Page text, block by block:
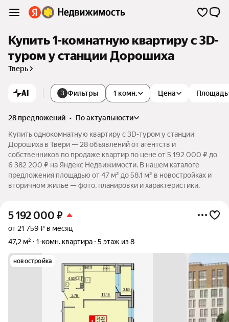
Купить 1-комнатную квартиру c 3D-
туром у станции Дорошиха
Тверь
AI 3 Фильтры 1 комн. Цена Площадь
28 предложений •
по актуальности
Купить однокомнатную квартиру c 3D-туром у станции
Дорошиха в Твери — 28 объявлений от агентств и
собственников по продаже квартир по цене от 5 192 000 ₽ до
6 382 200 ₽ на Яндекс Недвижимости. В нашем каталоге
предложения площадью от 47 м² до 58,1 м² в новостройках и
вторичном жилье — фото, планировки и характеристики.
5 192 000 ₽
от 21 759 ₽ в месяц
47,2 м²
1-комн. квартира 5 этаж из 8
новостройка